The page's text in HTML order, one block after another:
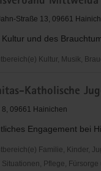
Straße 13, 09661
und des
Kultur, Musik,
Katholische
09661 Hainichen
Engagement bei
Familie, Kinder,
Situationen, Pflege,